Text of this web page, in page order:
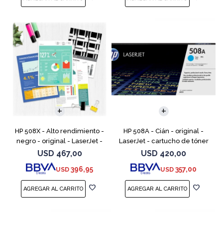
HP 508X - Alto rendimiento -
negro - original - LaserJet -
cartucho de tóner (CF360X) -
para Color LaserJet
Enterprise MFP M577;
USD 467,00
USD 396,95
HP 508A - Cián - original -
LaserJet - cartucho de tóner
(CF361A) - para Color
LaserJet Enterprise MFP M577;
LaserJet Enterprise
USD 420,00
USD 357,00